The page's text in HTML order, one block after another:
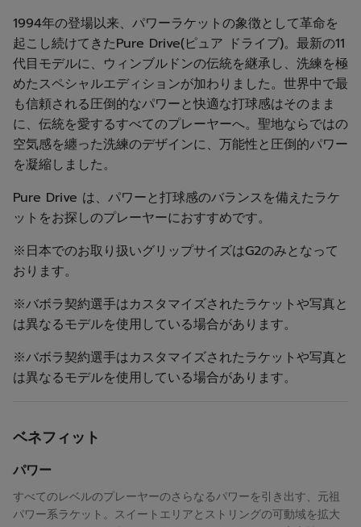
1994年の登場以来、パワーラケットの象徴として革命を
起こし続けてきたPure Drive(ピュア ドライブ)。最新の11
代目モデルに、ウィンブルドンの伝統を継承し、洗練を極
めたスペシャルエディションが加わりました。世界中で最
も信頼される圧倒的なパワーと快適な打球感はそのまま
に、伝統を愛するすべてのプレーヤーへ。聖地ならではの
空気感を纏った洗練のデザインに、万能性と圧倒的パワー
を凝縮しました。
Pure Drive は、パワーと打球感のバランスを備えたラケ
ットをお探しのプレーヤーにおすすめです。
※日本でのお取り扱いグリップサイズはG2のみとなって
おります。
※バボラ契約選手はカスタマイズされたラケットや写真と
は異なるモデルを使用している場合があります。
※バボラ契約選手はカスタマイズされたラケットや写真と
は異なるモデルを使用している場合があります。
ベネフィット
パワー
すべてのレベルのプレーヤーのさらなるパワーを引き出す、元祖
パワー系ラケット。スイートエリアとストリングの可動域を拡大